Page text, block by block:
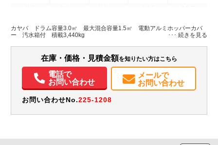
千葉県 -
W:2,190
H:3,070
装備情報
バックモニター
取扱説明書（一部含む）
メンテナンスノート（保証書）
カヤバ ドラム容量3.0㎥ 最大混合容量1.5㎥ 電動アルミホッパーカバ
ー 汚水箱付 積載3,440kg
在庫・価格・見積金額を知りたい方はこちら
電話で
お問い合わせ
メールで
お問い合わせ
お問い合わせNo.225-1208